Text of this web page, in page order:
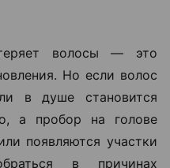
волосы — это
Но если волос
в душе становится
а пробор на голове
появляются участки
в причинах